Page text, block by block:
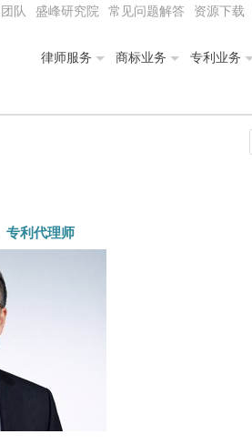
队 盛峰研究院 常见问题解答 资源下载
律师服务 商标业务 专利业务
专利代理师